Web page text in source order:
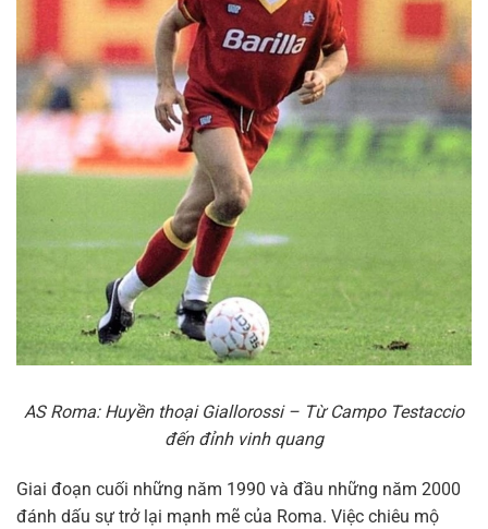
AS Roma: Huyền thoại Giallorossi – Từ Campo Testaccio
đến đỉnh vinh quang
Giai đoạn cuối những năm 1990 và đầu những năm 2000
đánh dấu sự trở lại mạnh mẽ của Roma. Việc chiêu mộ